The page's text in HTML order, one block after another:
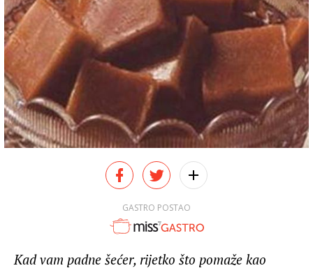
GASTRO POSTAO
Kad vam padne šećer, rijetko što pomaže kao